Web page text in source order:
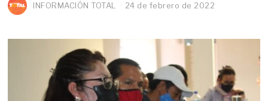
INFORMACIÓN TOTAL 24 de febrero de 2022